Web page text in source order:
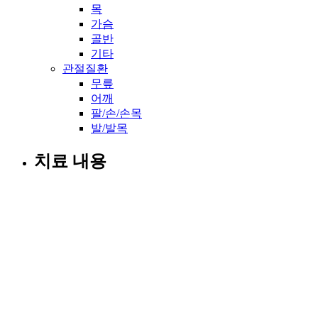
목
가슴
골반
기타
관절질환
무릎
어깨
팔/손/손목
발/발목
치료 내용